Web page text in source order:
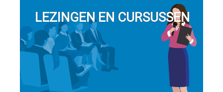
LEZINGEN EN CURSUSSEN